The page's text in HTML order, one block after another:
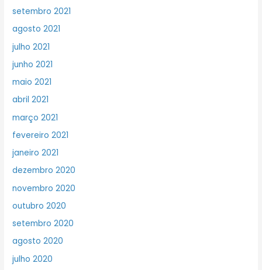
setembro 2021
agosto 2021
julho 2021
junho 2021
maio 2021
abril 2021
março 2021
fevereiro 2021
janeiro 2021
dezembro 2020
novembro 2020
outubro 2020
setembro 2020
agosto 2020
julho 2020